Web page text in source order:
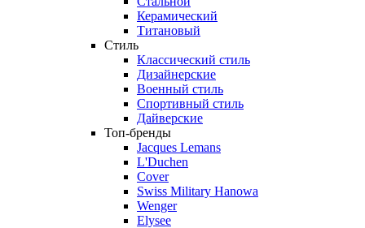
Керамический
Титановый
Стиль
Классический стиль
Дизайнерские
Военный стиль
Спортивный стиль
Дайверские
Топ-бренды
Jacques Lemans
L'Duchen
Cover
Swiss Military Hanowa
Wenger
Elysee